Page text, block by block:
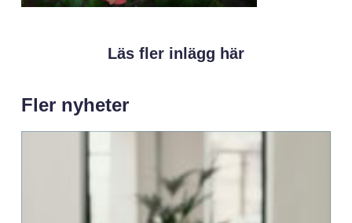
Läs fler inlägg här
Fler nyheter